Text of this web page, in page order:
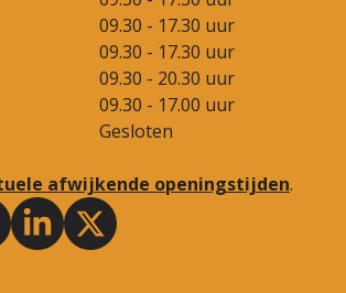
09.30 - 17.30 uur
09.30 - 17.30 uur
09.30 - 20.30 uur
09.30 - 17.00 uur
Gesloten
afwijkende openingstijden.